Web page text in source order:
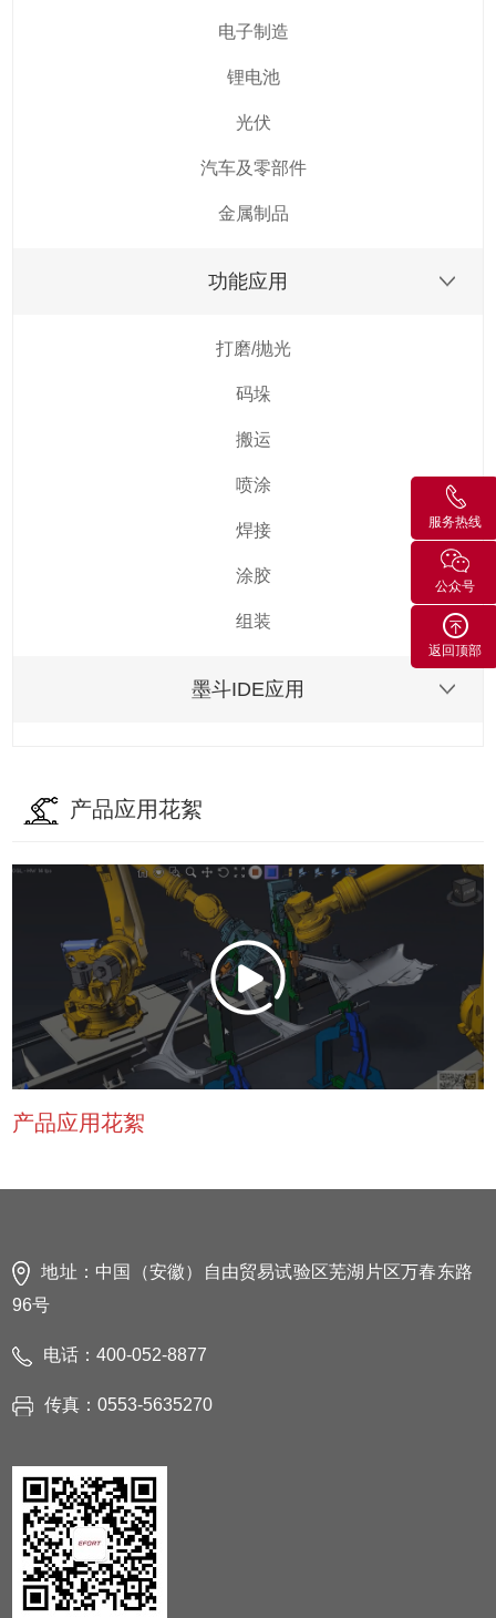
电子制造
锂电池
光伏
汽车及零部件
金属制品
功能应用
打磨/抛光
码垛
搬运
喷涂
焊接
涂胶
组装
墨斗IDE应用
产品应用花絮
产品应用花絮
地址：中国（安徽）自由贸易试验区芜湖片区万春东路
96号
电话：400-052-8877
传真：0553-5635270
服务热线
公众号
返回顶部